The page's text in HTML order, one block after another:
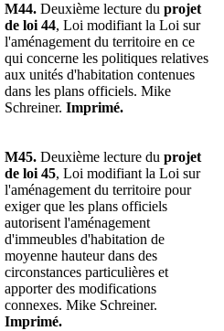
M44. Deuxième lecture du projet
de loi 44, Loi modifiant la Loi sur
l'aménagement du territoire en ce
qui concerne les politiques relatives
aux unités d'habitation contenues
dans les plans officiels. Mike
Schreiner. Imprimé.
M45. Deuxième lecture du projet
de loi 45, Loi modifiant la Loi sur
l'aménagement du territoire pour
exiger que les plans officiels
autorisent l'aménagement
d'immeubles d'habitation de
moyenne hauteur dans des
circonstances particulières et
apporter des modifications
connexes. Mike Schreiner.
Imprimé.